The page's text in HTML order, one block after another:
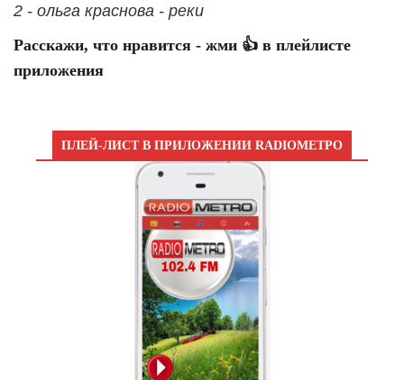
2 - ольга краснова - реки
Расскажи, что нравится - жми 👍 в плейлисте
приложения
ПЛЕЙ-ЛИСТ В ПРИЛОЖЕНИИ RADIOМЕТРО